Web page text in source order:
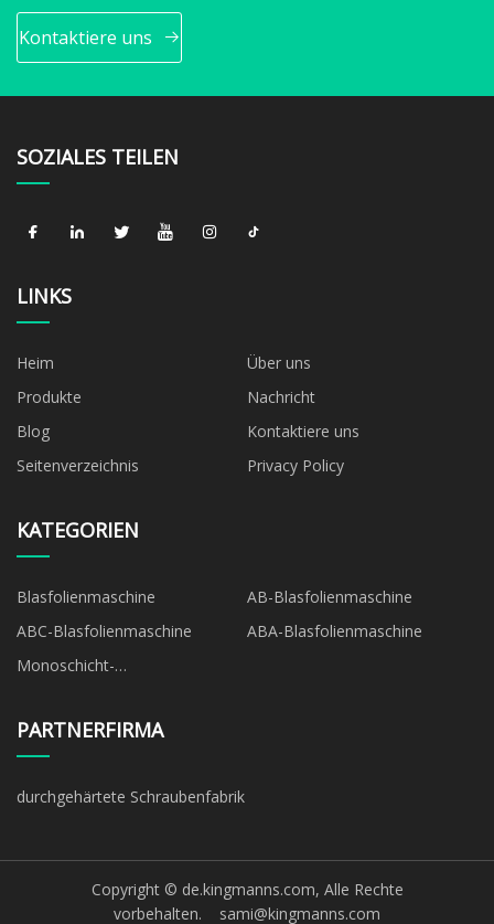
Kontaktiere uns
SOZIALES TEILEN
LINKS
Heim
Über uns
Produkte
Nachricht
Blog
Kontaktiere uns
Seitenverzeichnis
Privacy Policy
KATEGORIEN
Blasfolienmaschine
AB-Blasfolienmaschine
ABC-Blasfolienmaschine
ABA-Blasfolienmaschine
Monoschicht-
PARTNERFIRMA
durchgehärtete Schraubenfabrik
Copyright © de.kingmanns.com, Alle Rechte
vorbehalten. sami@kingmanns.com